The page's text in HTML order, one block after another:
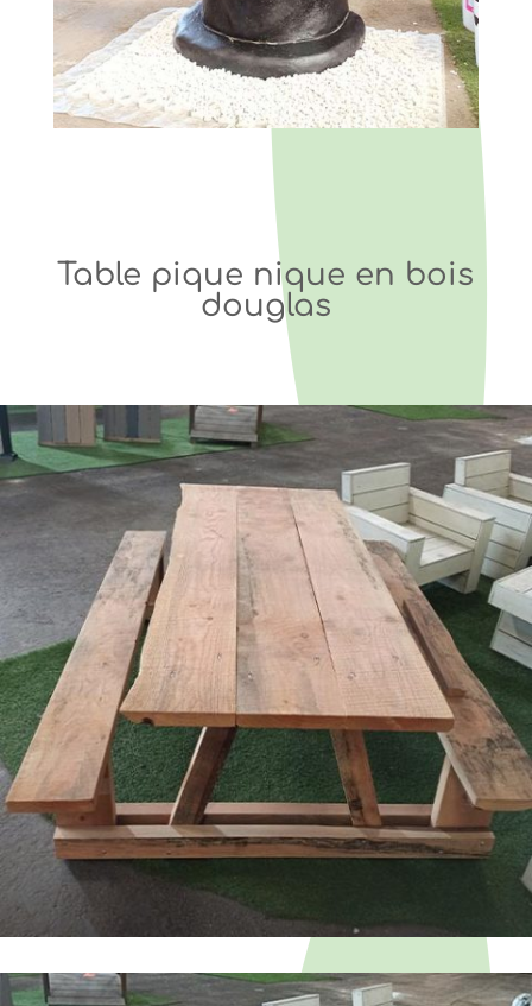
Table pique nique en bois
douglas